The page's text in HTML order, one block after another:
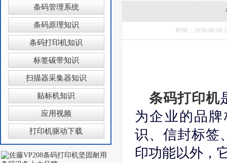
条码管理系统
条码原理知识
条码打印机知识
标签碳带知识
扫描器采集器知识
贴标机知识
应用视频
打印机驱动下载
时间：2018-08-
条码打印机
为企业的品
识、信封标签
印功能以外，